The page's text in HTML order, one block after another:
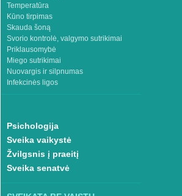
Temperatūra
Kūno tirpimas
Skauda šoną
Svorio kontrolė, valgymo sutrikimai
Priklausomybė
Miego sutrikimai
Nuovargis ir silpnumas
Infekcinės ligos
Psichologija
Sveika vaikystė
Žvilgsnis į praeitį
Sveika senatvė